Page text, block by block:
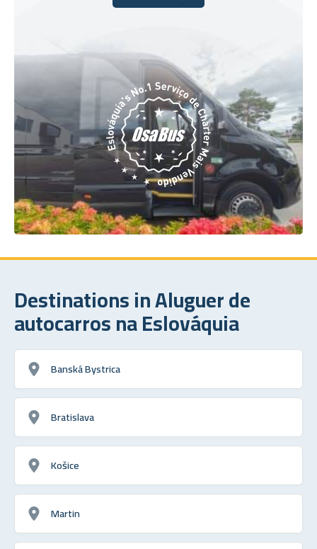
Reserve Hoje
Destinations in Aluguer de
autocarros na Eslováquia
Banská Bystrica
Bratislava
Košice
Martin